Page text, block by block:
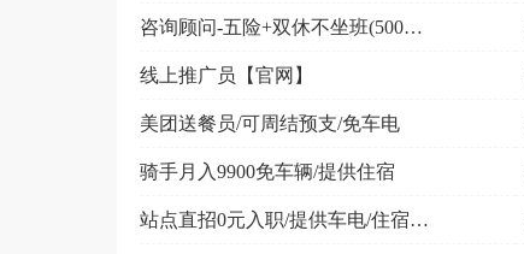
咨询顾问-五险+双休不坐班(5000-9000元）
线上推广员【官网】
美团送餐员/可周结预支/免车电
骑手月入9900免车辆/提供住宿
站点直招0元入职/提供车电/住宿/可预支